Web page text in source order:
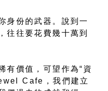
身份的武器。說到一
往往要花費幾十萬到
有價值，可望作為“資
Cafe，我們建立